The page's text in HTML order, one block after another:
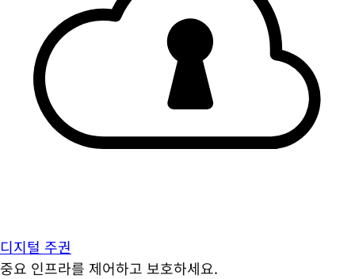
디지털 주권
중요 인프라를 제어하고 보호하세요.